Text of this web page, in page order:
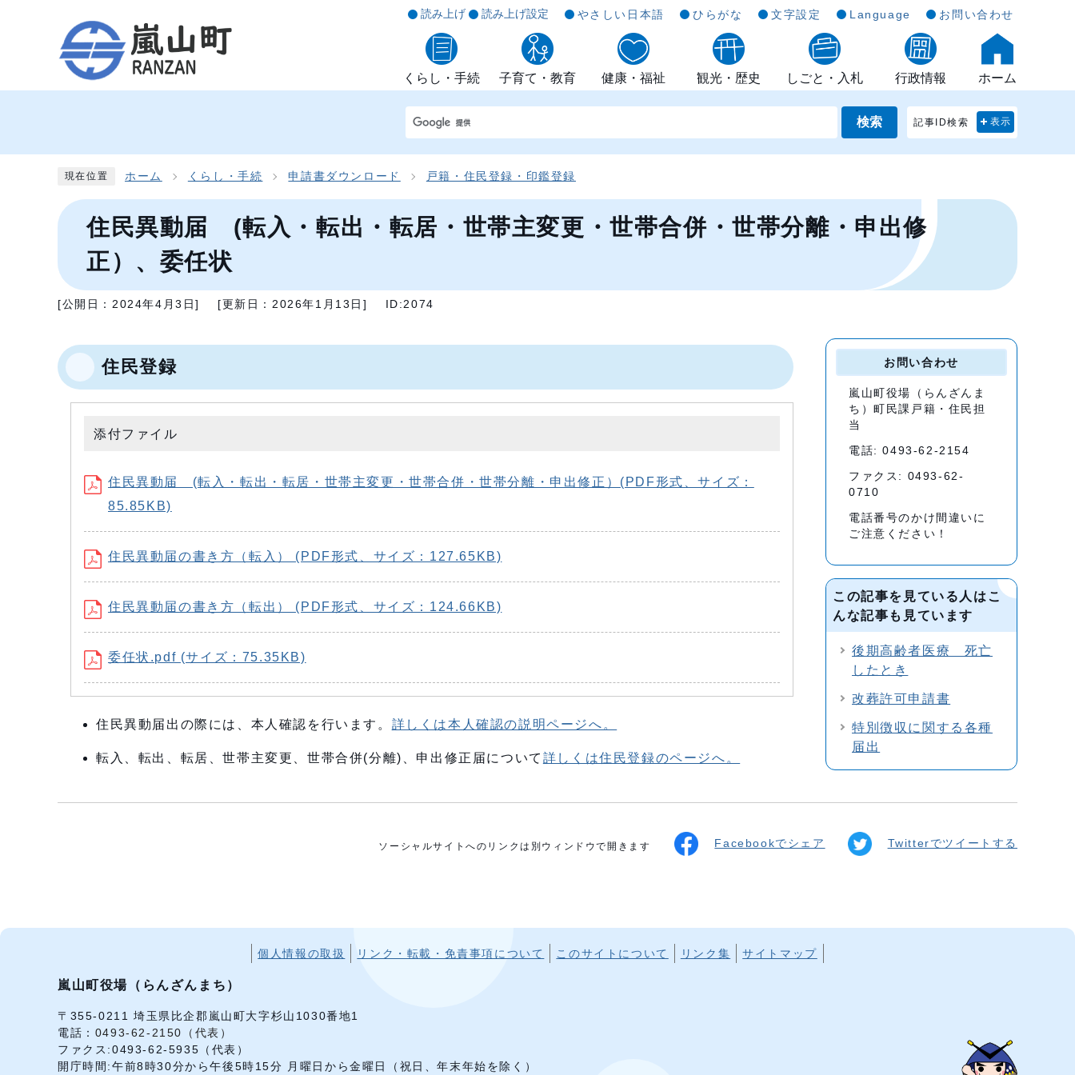
読み上げ 読み上げ設定 やさしい日本語 ひらがな 文字設定 Language お問い合わせ
くらし・手続 子育て・教育 健康・福祉 観光・歴史 しごと・入札 行政情報 ホーム
検索 記事ID検索 表示
現在位置 ホーム くらし・手続 申請書ダウンロード 戸籍・住民登録・印鑑登録
住民異動届 (転入・転出・転居・世帯主変更・世帯合併・世帯分離・申出修
正）、委任状
[公開日： 2024年4月3日] [更新日：2026年1月13日] ID:2074
住民登録
添付ファイル
住民異動届 (転入・転出・転居・世帯主変更・世帯合併・世帯分離・申出修正）(PDF形式、サイズ：
85.85KB)
住民異動届の書き方（転入） (PDF形式、サイズ：127.65KB)
住民異動届の書き方（転出） (PDF形式、サイズ：124.66KB)
委任状.pdf (サイズ：75.35KB)
住民異動届出の際には、本人確認を行います。 詳しくは本人確認の説明ページへ。
転入、転出、転居、世帯主変更、世帯合併(分離)、申出修正届について 詳しくは住民登録のページへ。
お問い合わせ
嵐山町役場（らんざんま
ち）町民課戸籍・住民担
当
電話: 0493-62-2154
ファクス: 0493-62-
0710
電話番号のかけ間違いに
ご注意ください！
この記事を見ている人はこ
んな記事も見ています
後期高齢者医療 死亡
したとき
改葬許可申請書
特別徴収に関する各種
届出
ソーシャルサイトへのリンクは別ウィンドウで開きます Facebookでシェア Twitterでツイートする
個人情報の取扱 リンク・転載・免責事項について このサイトについて リンク集 サイトマップ
嵐山町役場（らんざんまち）
〒355-0211 埼玉県比企郡嵐山町大字杉山1030番地1
電話： 0493-62-2150（代表）
ファクス:0493-62-5935（代表）
開庁時間:午前8時30分から午後5時15分 月曜日から金曜日（祝日、年末年始を除く）